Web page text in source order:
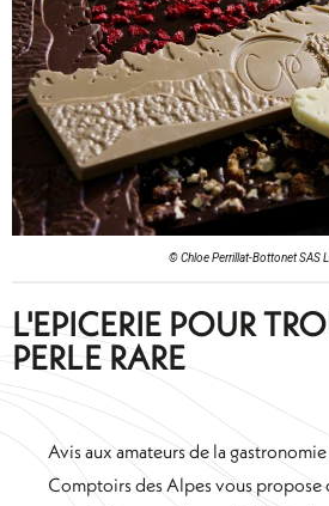
© Chloe Perrillat-Bottonet SAS
L'EPICERIE POUR
PERLE RARE
Avis aux amateurs de la
Comptoirs des Alpes vous propose